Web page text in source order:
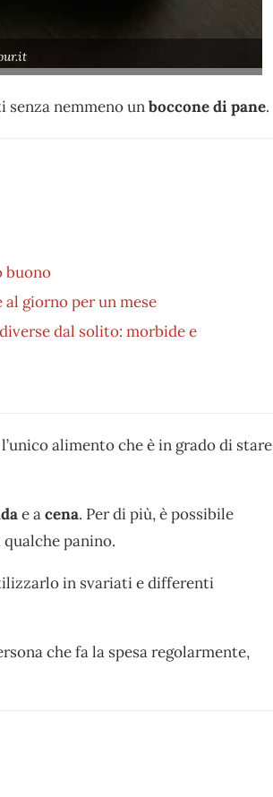
nemmeno unboccone di pane.
buono
al giorno per un mese
dal solito: morbide e
alimento che è in grado di stare
e acena. Per di più, è possibile
panino.
in svariati e differenti
che fa la spesa regolarmente,